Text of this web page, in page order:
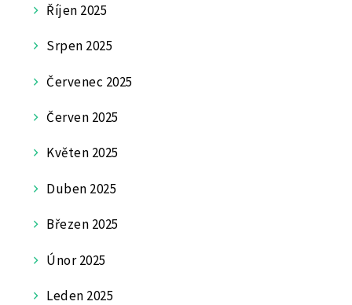
Říjen 2025
Srpen 2025
Červenec 2025
Červen 2025
Květen 2025
Duben 2025
Březen 2025
Únor 2025
Leden 2025